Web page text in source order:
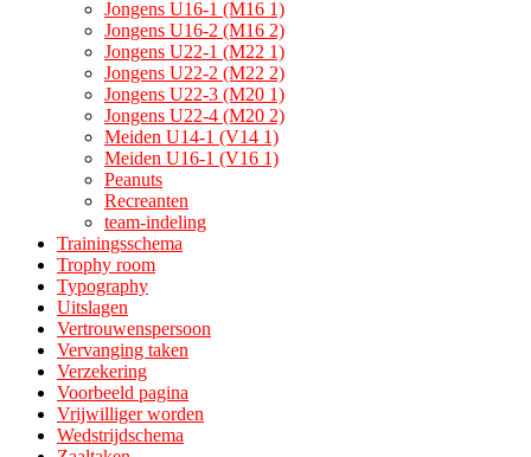
Jongens U16-1 (M16 1)
Jongens U16-2 (M16 2)
Jongens U22-1 (M22 1)
Jongens U22-2 (M22 2)
Jongens U22-3 (M20 1)
Jongens U22-4 (M20 2)
Meiden U14-1 (V14 1)
Meiden U16-1 (V16 1)
Peanuts
Recreanten
team-indeling
Trainingsschema
Trophy room
Typography
Uitslagen
Vertrouwenspersoon
Vervanging taken
Verzekering
Voorbeeld pagina
Vrijwilliger worden
Wedstrijdschema